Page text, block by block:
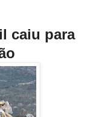
caiu para